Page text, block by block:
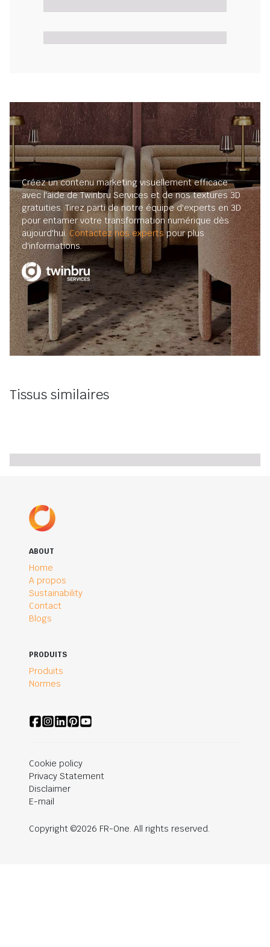
Créez un contenu marketing visuellement efficace
avec l'aide de Twinbru Services et de nos textures 3D
gratuities. Tirez parti de notre équipe d'experts en 3D
pour entamer votre transformation numérique dès
aujourd'hui.Contactez nos expertspour plus
d'informations.
Tissus similaires
ABOUT
Home
A propos
Sustainability
Contact
Blogs
PRODUITS
Produits
Normes
Cookie policy
Privacy Statement
Disclaimer
E-mail
Copyright ©2026 FR-One. All rights reserved.